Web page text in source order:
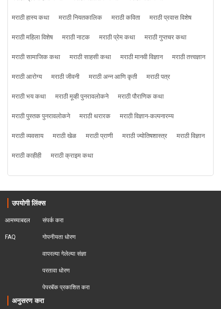
मराठी हास्य कथा
मराठी नियतकालिक मराठी कविता
मराठी प्रवास विशेष
मराठी महिला विशेष
मराठी नाटक मराठी प्रेम कथा
मराठी गुप्तचर कथा
मराठी सामाजिक कथा
मराठी साहसी कथा मराठी मानवी विज्ञान
मराठी तत्त्वज्ञान
मराठी आरोग्य
मराठी जीवनी मराठी अन्न आणि कृती
मराठी पत्र
मराठी भय कथा
मराठी मूव्ही पुनरावलोकने
मराठी पौराणिक कथा
मराठी पुस्तक पुनरावलोकने
मराठी थरारक
मराठी विज्ञान-कल्पनारम्य
मराठी व्यवसाय
मराठी खेळ मराठी प्राणी मराठी ज्योतिषशास्त्र
मराठी विज्ञान
मराठी काहीही
मराठी क्राइम कथा
उपयोगी लिंक्स
आमच्याबद्दल
FAQ
संपर्क करा
गोपनीयता धोरण
वापरल्या गेलेल्या संज्ञा
परतावा धोरण
पेपरबॅक प्रकाशित करा
अनुसरण करा